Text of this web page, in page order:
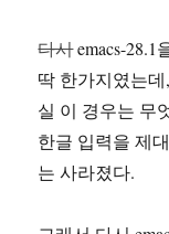
다시emacs-28.1
딱 한가지였는
실 이 경우는 무
한글 입력을 제
는 사라졌다.